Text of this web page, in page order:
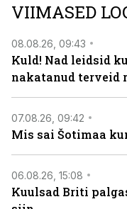
VIIMASED
08.08.26, 09:43
Kuld! Nad leidsid
nakatanud terveid
07.08.26, 09:42
Mis sai Šotimaa
06.08.26, 15:08
Kuulsad Briti